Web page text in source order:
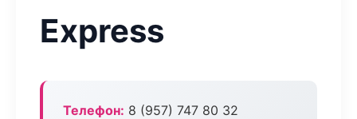
Express
Телефон: 8 (957) 747 80 32